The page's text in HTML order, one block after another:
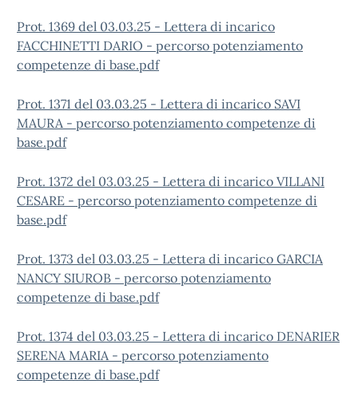
Prot. 1369 del 03.03.25 - Lettera di incarico
FACCHINETTI DARIO - percorso potenziamento
competenze di base.pdf
Prot. 1371 del 03.03.25 - Lettera di incarico SAVI
MAURA - percorso potenziamento competenze di
base.pdf
Prot. 1372 del 03.03.25 - Lettera di incarico VILLANI
CESARE - percorso potenziamento competenze di
base.pdf
Prot. 1373 del 03.03.25 - Lettera di incarico GARCIA
NANCY SIUROB - percorso potenziamento
competenze di base.pdf
Prot. 1374 del 03.03.25 - Lettera di incarico DENARIER
SERENA MARIA - percorso potenziamento
competenze di base.pdf